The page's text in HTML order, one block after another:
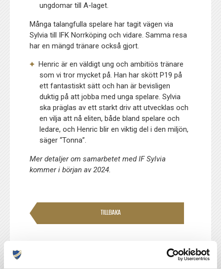
ungdomar till A-laget.
Många talangfulla spelare har tagit vägen via
Sylvia till IFK Norrköping och vidare. Samma resa
har en mängd tränare också gjort.
Henric är en väldigt ung och ambitiös tränare
som vi tror mycket på. Han har skött P19 på
ett fantastiskt sätt och han är bevisligen
duktig på att jobba med unga spelare. Sylvia
ska präglas av ett starkt driv att utvecklas och
en vilja att nå eliten, både bland spelare och
ledare, och Henric blir en viktig del i den miljön,
säger “Tonna”.
Mer detaljer om samarbetet med IF Sylvia
kommer i början av 2024.
TILLBAKA